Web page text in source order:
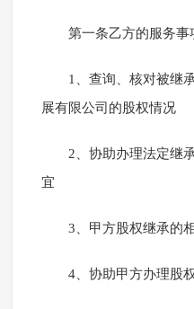
第一条乙方的服务事
1、查询、核对被继
展有限公司的股权情况
2、协助办理法定继
宜
3、甲方股权继承的
4、协助甲方办理股